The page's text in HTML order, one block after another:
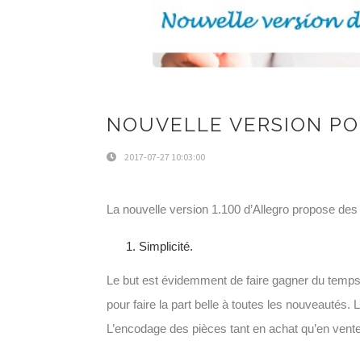
NOUVELLE VERSION
2017-07-27 10:03:00
La nouvelle version 1.100 d’Allegro propose
Simplicité.
Le but est évidemment de faire gagner du
pour faire la part belle à toutes les nouveautés.
L’encodage des pièces tant en achat qu’en